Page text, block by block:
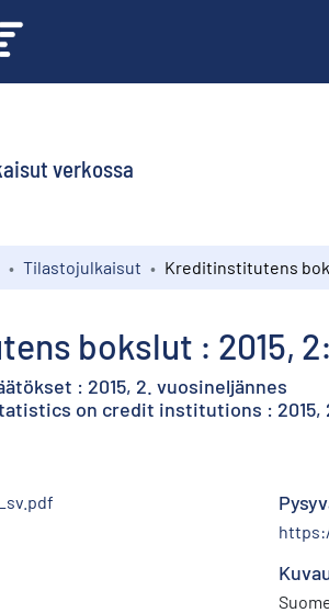
verkossa
Tilastojulkaisut
bokslut : 2015,
: 2015, 2. vuosineljännes
on credit institutions : 2015,